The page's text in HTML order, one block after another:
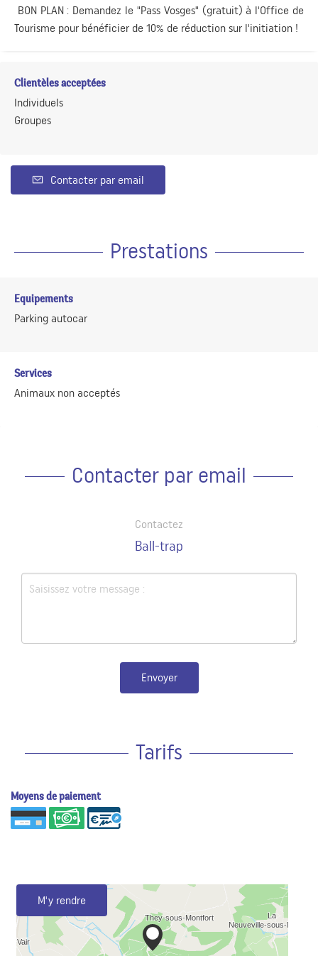
BON PLAN : Demandez le "Pass Vosges" (gratuit) à l'Office de
Tourisme pour bénéficier de 10% de réduction sur l'initiation !
Clientèles acceptées
Individuels
Groupes
Contacter par email
Prestations
Equipements
Parking autocar
Services
Animaux non acceptés
Contacter par email
Contactez
Ball-trap
Envoyer
Tarifs
Moyens de paiement
M'y rendre